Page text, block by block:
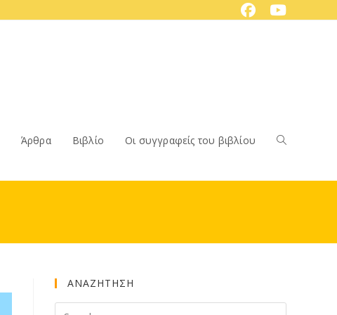
Άρθρα Βιβλίο Οι συγγραφείς του βιβλίου Toggle
search
ΑΝΑΖΗΤΗΣΗ